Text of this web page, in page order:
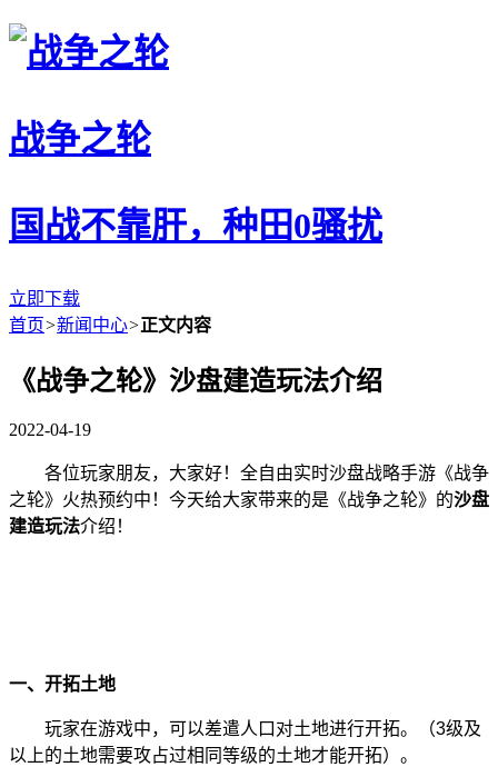
战争之轮
国战不靠肝，种田0骚扰
立即下载
首页>新闻中心>正文内容
《战争之轮》沙盘建造玩法介绍
2022-04-19
各位玩家朋友，大家好！全自由实时沙盘战略手游《战争
之轮》火热预约中！今天给大家带来的是《战争之轮》的沙盘
建造玩法介绍！
一、开拓土地
玩家在游戏中，可以差遣人口对土地进行开拓。（3级及
以上的土地需要攻占过相同等级的土地才能开拓）。